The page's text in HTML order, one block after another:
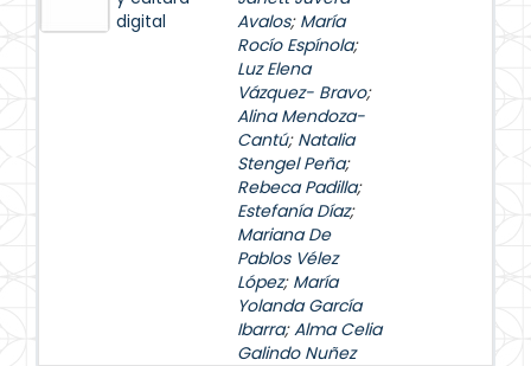
digital
Avalos; María
Rocío Espínola;
Luz Elena
Vázquez- Bravo;
Alina Mendoza-
Cantú; Natalia
Stengel Peña;
Rebeca Padilla;
Estefanía Díaz;
Mariana De
Pablos Vélez
López; María
Yolanda García
Ibarra;Alma Celia
Galindo Nuñez